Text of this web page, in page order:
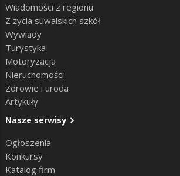
Wiadomości z regionu
Z życia suwalskich szkół
Wywiady
Turystyka
Motoryzacja
Nieruchomości
Zdrowie i uroda
Artykuły
Nasze serwisy
Ogłoszenia
Konkursy
Katalog firm